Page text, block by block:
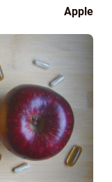
Apple